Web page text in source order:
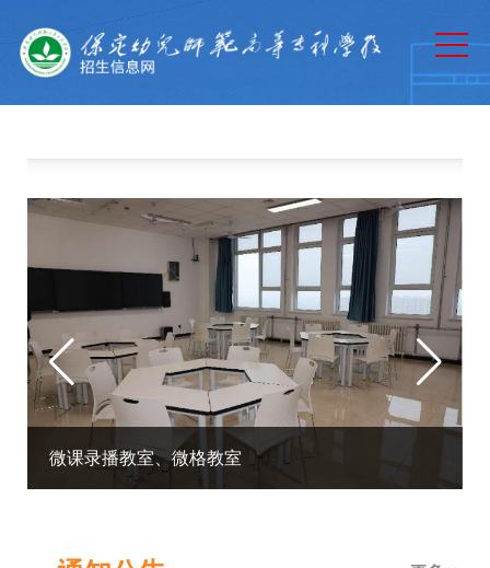
网站首页
招生计划
招生章程
录取查询
政策法规
微课录播教室、微格教室